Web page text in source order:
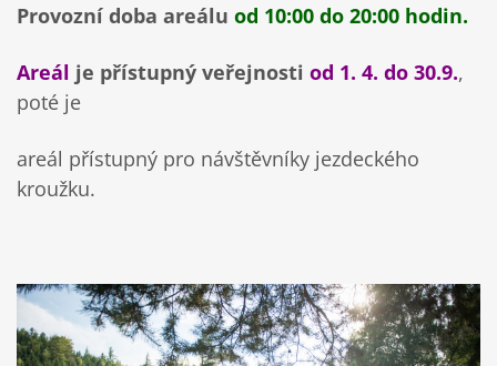
Provozní doba areálu od 10:00 do 20:00 hodin.
Areál je přístupný veřejnosti od 1. 4. do 30.9.,
poté je
areál přístupný pro návštěvníky jezdeckého
kroužku.